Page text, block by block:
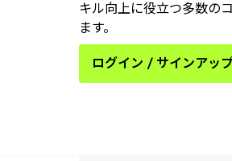
キル向上に役立つ多数の
ます。
ログイン / サインアッ